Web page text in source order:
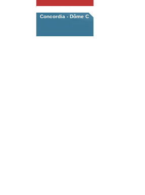
Concordia - Dôme C